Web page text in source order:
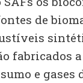
de
fabricados
e gases